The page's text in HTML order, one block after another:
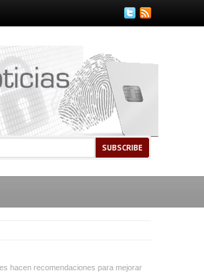
hacen recomendaciones para mejorar